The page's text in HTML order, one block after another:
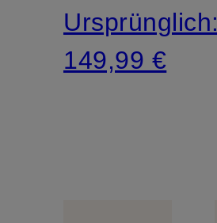
Ursprünglich:
149,99 €